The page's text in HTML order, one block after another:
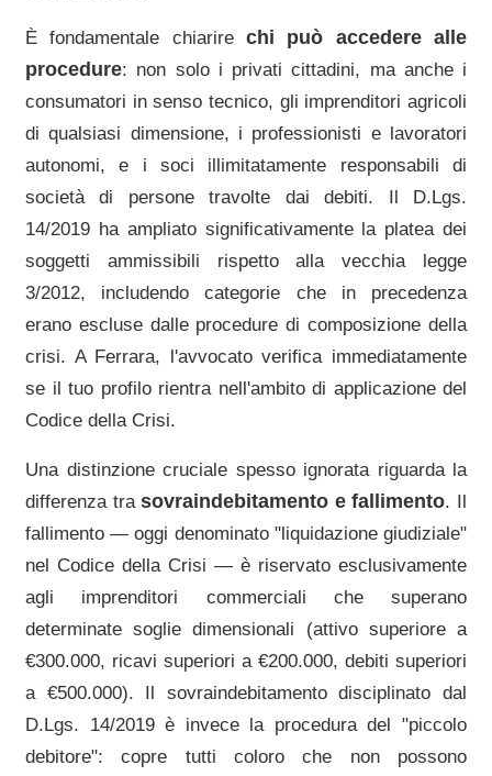
È fondamentale chiarire chi può accedere alle
procedure: non solo i privati cittadini, ma anche i
consumatori in senso tecnico, gli imprenditori agricoli
di qualsiasi dimensione, i professionisti e lavoratori
autonomi, e i soci illimitatamente responsabili di
società di persone travolte dai debiti. Il D.Lgs.
14/2019 ha ampliato significativamente la platea dei
soggetti ammissibili rispetto alla vecchia legge
3/2012, includendo categorie che in precedenza
erano escluse dalle procedure di composizione della
crisi. A Ferrara, l'avvocato verifica immediatamente
se il tuo profilo rientra nell'ambito di applicazione del
Codice della Crisi.
Una distinzione cruciale spesso ignorata riguarda la
differenza tra sovraindebitamento e fallimento. Il
fallimento — oggi denominato "liquidazione giudiziale"
nel Codice della Crisi — è riservato esclusivamente
agli imprenditori commerciali che superano
determinate soglie dimensionali (attivo superiore a
€300.000, ricavi superiori a €200.000, debiti superiori
a €500.000). Il sovraindebitamento disciplinato dal
D.Lgs. 14/2019 è invece la procedura del "piccolo
debitore": copre tutti coloro che non possono